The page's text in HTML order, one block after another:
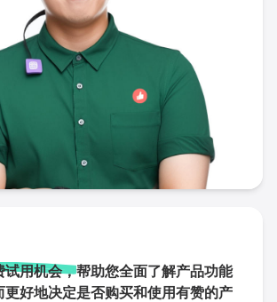
试用机会，帮助您全面了解产品功能
更好地决定是否购买和使用有赞的产